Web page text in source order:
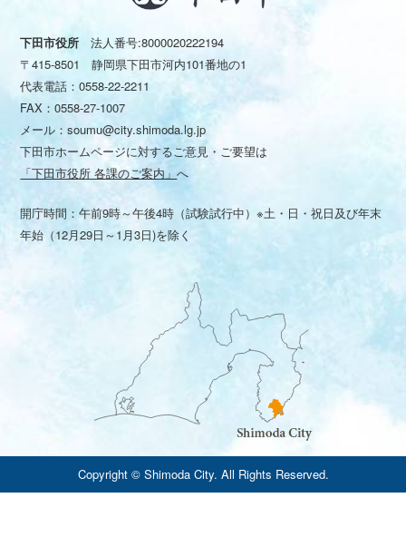
下田市役所 法人番号:8000020222194
〒415-8501 静岡県下田市河内101番地の1
代表電話：0558-22-2211
FAX：0558-27-1007
メール：soumu@city.shimoda.lg.jp
下田市ホームページに対するご意見・ご要望は
「下田市役所 各課のご案内」へ
開庁時間：午前9時～午後4時（試験試行中）※土・日・祝日及び年末
年始（12月29日～1月3日)を除く
Copyright © Shimoda City. All Rights Reserved.